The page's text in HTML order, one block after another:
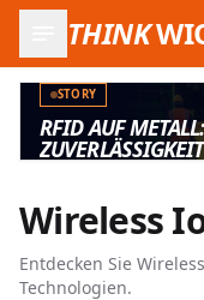
THINK
STORY
RFID AUF
Wireless
Entdecken Sie
Technologien.